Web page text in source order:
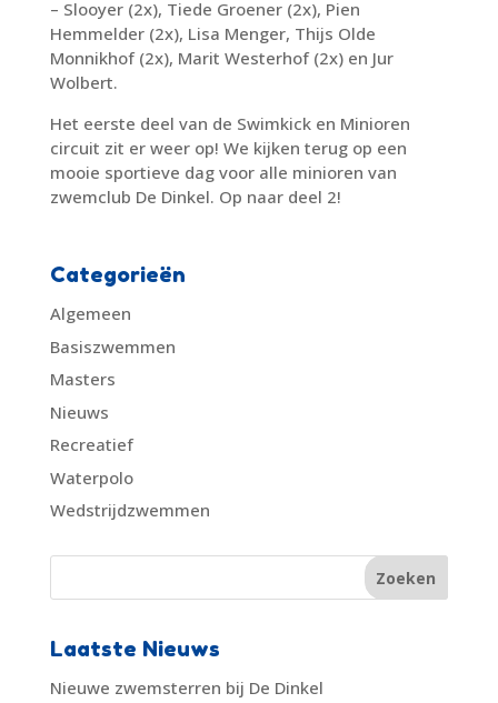
– Slooyer (2x), Tiede Groener (2x), Pien
Hemmelder (2x), Lisa Menger, Thijs Olde
Monnikhof (2x), Marit Westerhof (2x) en Jur
Wolbert.
Het eerste deel van de Swimkick en Minioren
circuit zit er weer op! We kijken terug op een
mooie sportieve dag voor alle minioren van
zwemclub De Dinkel. Op naar deel 2!
Categorieën
Algemeen
Basiszwemmen
Masters
Nieuws
Recreatief
Waterpolo
Wedstrijdzwemmen
Laatste Nieuws
Nieuwe zwemsterren bij De Dinkel